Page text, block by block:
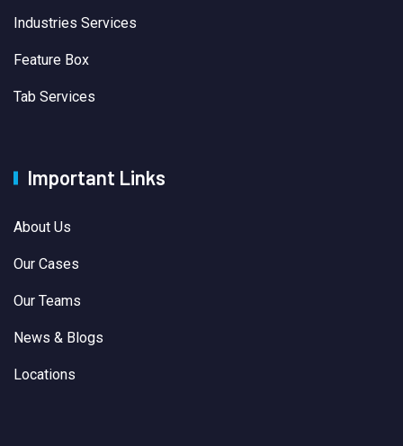
Industries Services
Feature Box
Tab Services
Important Links
About Us
Our Cases
Our Teams
News & Blogs
Locations